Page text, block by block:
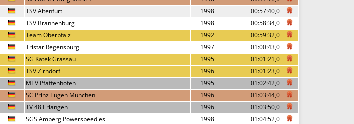
TSV Altenfurt 1998
00:57:40,0
TSV Brannenburg 1998
00:58:34,0
Team Oberpfalz 1992
00:59:32,0
Tristar Regensburg 1997
01:00:43,0
SG Katek Grassau 1995
01:01:21,0
TSV Zirndorf 1996
01:01:23,0
MTV Pfaffenhofen 1995
01:02:42,0
SC Prinz Eugen München 1996
01:03:44,0
TV 48 Erlangen 1996
01:03:50,0
SGS Amberg Powerspeedies 1998 01:04:52,0